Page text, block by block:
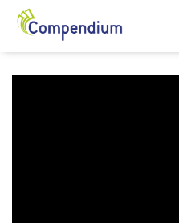
Skip to main content